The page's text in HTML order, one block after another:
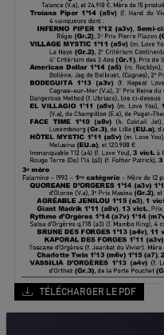
TÉLÉCHARGER LE PDF